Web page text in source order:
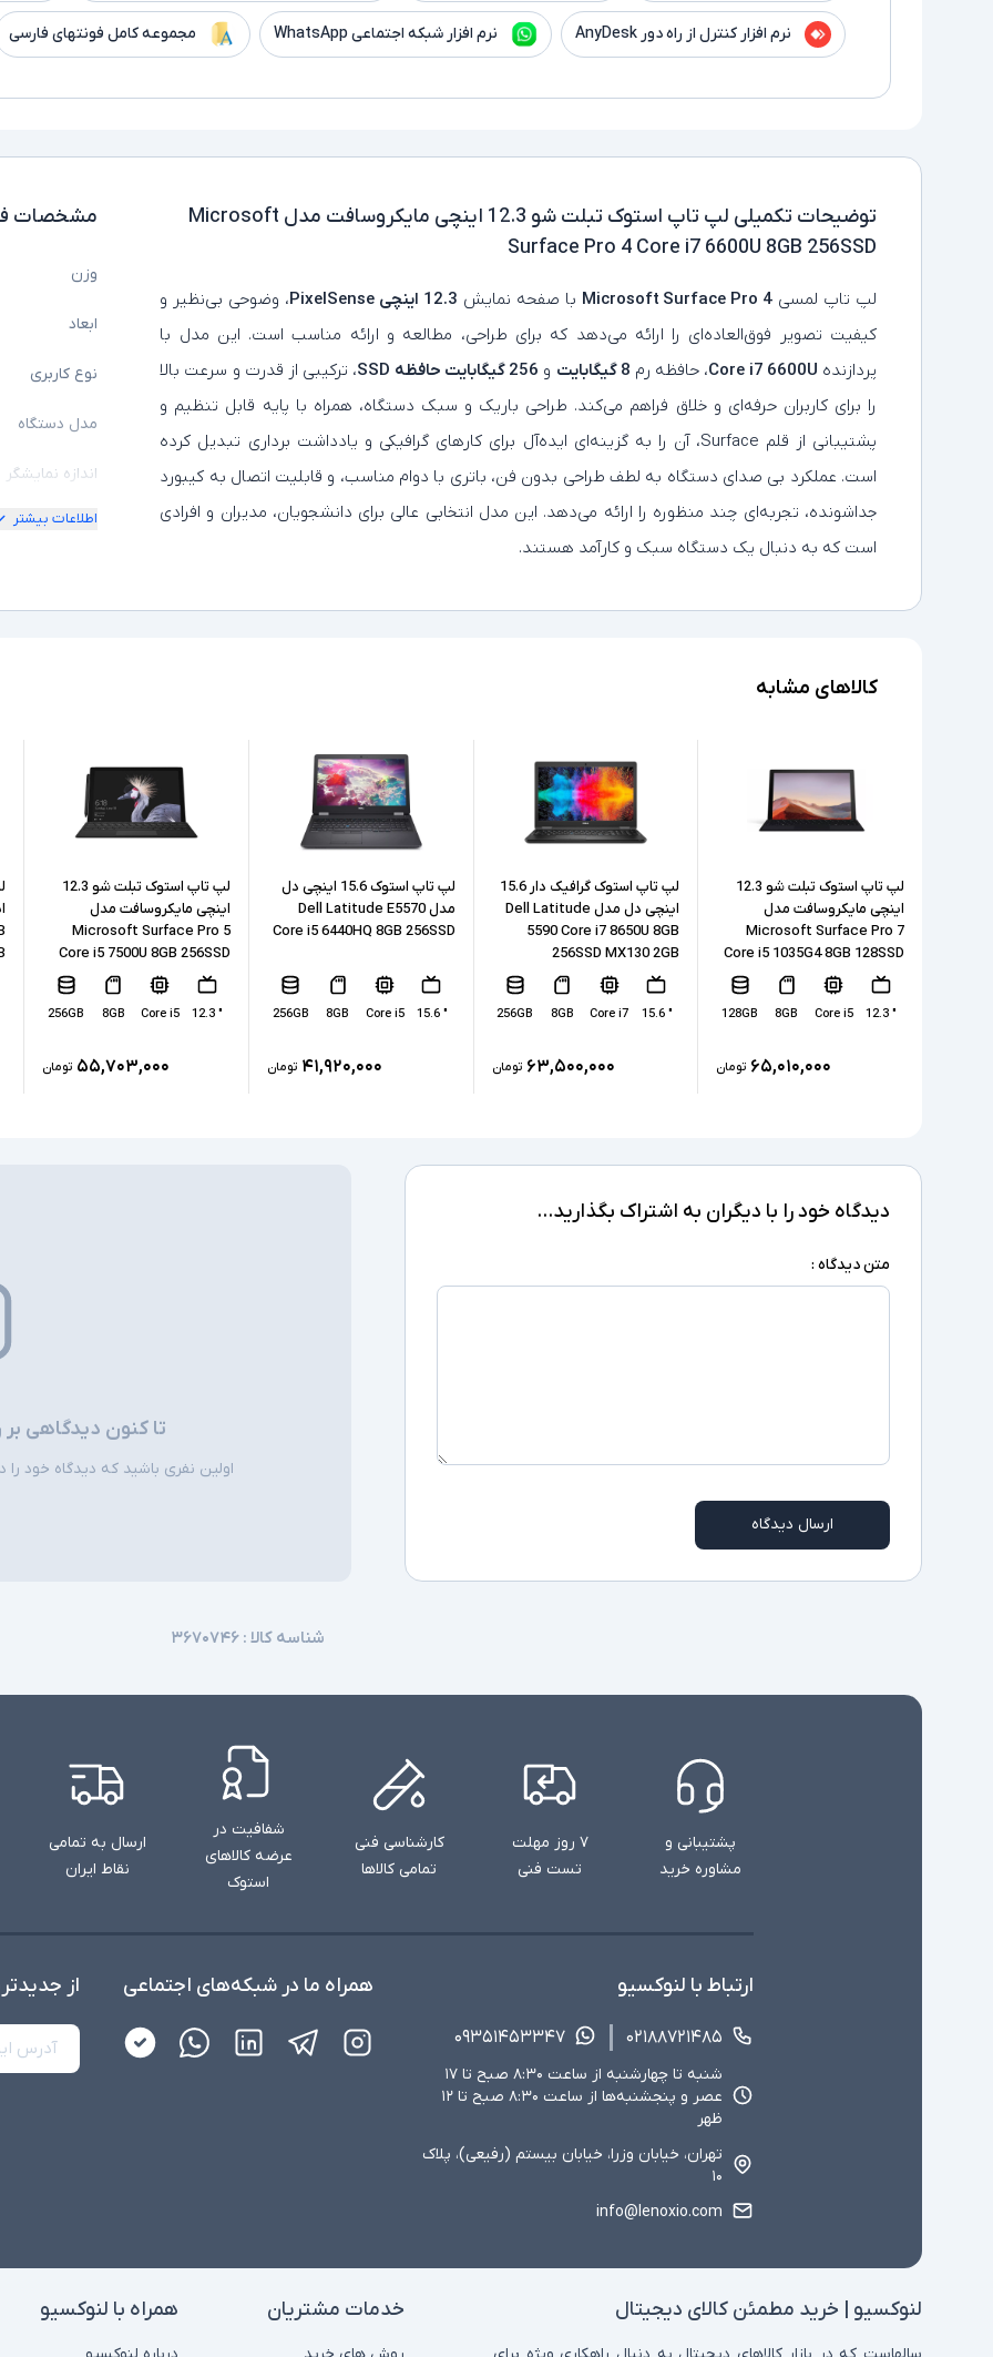
نرم افزار کنترل از راه دور AnyDesk نرم افزار شبکه اجتماعی WhatsApp مجموعه کامل فونتهای فارسی
توضیحات تکمیلی
لپ تاپ استوک تبلت شو 12.3 اینچی مایکروسافت مدل Microsoft
Surface Pro 4 Core i7 6600U 8GB 256SSD
لپ‌ تاپ لمسی Microsoft Surface Pro 4 با صفحه‌ نمایش 12.3 اینچی PixelSense
، وضوحی بی‌نظیر و
کیفیت تصویر فوق‌العاده‌ای را ارائه می‌دهد که برای طراحی، مطالعه و ارائه مناسب است. این مدل با
پردازنده Core i7 6600U، حافظه رم 8 گیگابایت و 256 گیگابایت حافظه SSD
، ترکیبی از قدرت و سرعت بالا
را برای کاربران حرفه‌ای و خلاق فراهم می‌کند. طراحی باریک و سبک دستگاه، همراه با پایه قابل تنظیم و
پشتیبانی از قلم Surface، آن را به گزینه‌ای ایده‌آل برای کارهای گرافیکی و یادداشت‌ برداری تبدیل کرده
است. عملکرد بی‌ صدای دستگاه به لطف طراحی بدون فن، باتری با دوام مناسب، و قابلیت اتصال به کیبورد
جداشونده، تجربه‌ای چند منظوره را ارائه می‌دهد. این مدل انتخابی عالی برای دانشجویان، مدیران و افرادی
است که به دنبال یک دستگاه سبک و کارآمد هستند.
مشخصات
وزن
ابعاد
نوع کاربری
مدل دستگاه
اندازه نمایشگر
امکان چرخش
حافظه RAM
حافظه داخلی
پردازنده
کارت گرافیک
توضیحات
اطلاعات بیشتر
کالاهای مشابه
لپ تاپ استوک تبلت شو 12.3
اینچی مایکروسافت مدل
Microsoft Surface Pro 7
Core i5 1035G4 8GB 128SSD
" 12.3
Core i5
8GB
128GB
۶۵,۰۱۰,۰۰۰ تومان
لپ تاپ استوک گرافیک دار 15.6
اینچی دل مدل Dell Latitude
5590 Core i7 8650U 8GB
256SSD MX130 2GB
" 15.6
Core i7
8GB
256GB
۶۳,۵۰۰,۰۰۰ تومان
لپ تاپ استوک 15.6 اینچی دل
مدل Dell Latitude E5570
Core i5 6440HQ 8GB 256SSD
" 15.6
Core i5
8GB
256GB
۴۱,۹۲۰,۰۰۰ تومان
لپ تاپ استوک تبلت شو 12.3
اینچی مایکروسافت مدل
Microsoft Surface Pro 5
Core i5 7500U 8GB 256SSD
" 12.3
Core i5
8GB
256GB
۵۵,۷۰۳,۰۰۰ تومان
دیدگاه خود را با دیگران به اشتراک بگذارید...
متن دیدگاه :
ارسال دیدگاه
تا کنون دیدگاهی
اولین نفری باشید که دیدگاه خود را
شناسه کالا : ۳۶۷۰۷۴۶
پشتیبانی و
مشاوره خرید
۷ روز مهلت
تست فنی
کارشناسی فنی
تمامی کالاها
شفافیت در
عرضه کالاهای
استوک
ارسال به تمامی
نقاط ایران
ارتباط با لنوکسیو
۰۲۱۸۸۷۲۱۴۸۵ ۰۹۳۵۱۴۵۳۳۴۷
شنبه تا چهارشنبه از ساعت ۸:۳۰ صبح تا ۱۷
عصر و پنجشنبه‌ها از ساعت ۸:۳۰ صبح تا ۱۲
ظهر
تهران، خیابان وزرا، خیابان بیستم (رفیعی)، پلاک
۱۰
info@lenoxio.com
همراه ما در شبکه‌های اجتماعی از
لنوکسیو | خرید مطمئن کالای دیجیتال خدمات مشتریان همراه با لنوکسیو